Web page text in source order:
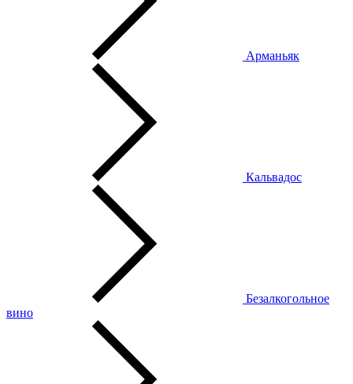
Арманьяк
Кальвадос
Безалкогольное
вино